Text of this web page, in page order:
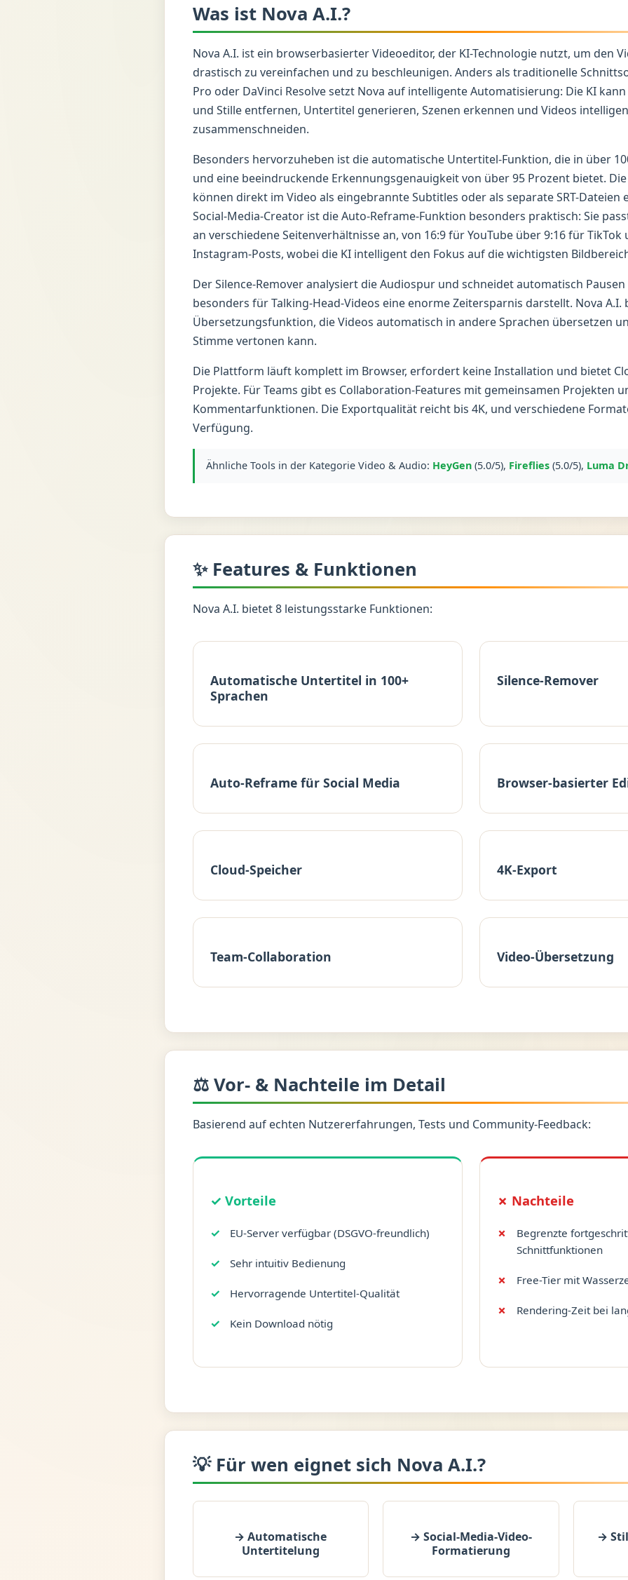
Was ist Nova A.I.?
Nova A.I. ist ein browserbasierter Videoeditor, der KI-Technologie nutzt, um den
drastisch zu vereinfachen und zu beschleunigen. Anders als traditionelle
Pro oder DaVinci Resolve setzt Nova auf intelligente Automatisierung: Die KI
und Stille entfernen, Untertitel generieren, Szenen erkennen und Videos
zusammenschneiden.
Besonders hervorzuheben ist die automatische Untertitel-Funktion, die in über
und eine beeindruckende Erkennungsgenauigkeit von über 95 Prozent bietet.
können direkt im Video als eingebrannte Subtitles oder als separate SRT-
Social-Media-Creator ist die Auto-Reframe-Funktion besonders praktisch: Sie
an verschiedene Seitenverhältnisse an, von 16:9 für YouTube über 9:16 für TikTok
Instagram-Posts, wobei die KI intelligent den Fokus auf die wichtigsten
Der Silence-Remover analysiert die Audiospur und schneidet automatisch
besonders für Talking-Head-Videos eine enorme Zeitersparnis darstellt. Nova A.I.
Übersetzungsfunktion, die Videos automatisch in andere Sprachen übersetzen
Stimme vertonen kann.
Die Plattform läuft komplett im Browser, erfordert keine Installation und bietet
Projekte. Für Teams gibt es Collaboration-Features mit gemeinsamen Projekten
Kommentarfunktionen. Die Exportqualität reicht bis 4K, und verschiedene
Verfügung.
Ähnliche Tools in der Kategorie Video & Audio: HeyGen(5.0/5), Fireflies(5.0/5), Luma
✨ Features & Funktionen
Nova A.I. bietet 8 leistungsstarke Funktionen:
Automatische Untertitel in 100+
Sprachen
Silence-Remover
Auto-Reframe für Social Media Browser-basierter
Cloud-Speicher 4K-Export
Team-Collaboration Video-Übersetzung
⚖️ Vor- & Nachteile im Detail
Basierend auf echten Nutzererfahrungen, Tests und Community-Feedback:
✓ Vorteile
EU-Server verfügbar (DSGVO-freundlich)
Sehr intuitiv Bedienung
Hervorragende Untertitel-Qualität
Kein Download nötig
✗ Nachteile
Begrenzte
Schnittfunktionen
Free-Tier mit
Rendering-Zeit bei
💡 Für wen eignet sich Nova A.I.?
→ Automatische
Untertitelung
→ Social-Media-Video-
Formatierung
→